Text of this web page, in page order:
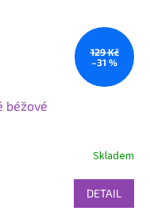
129 Kč
–31 %
béžové
Skladem
DETAIL